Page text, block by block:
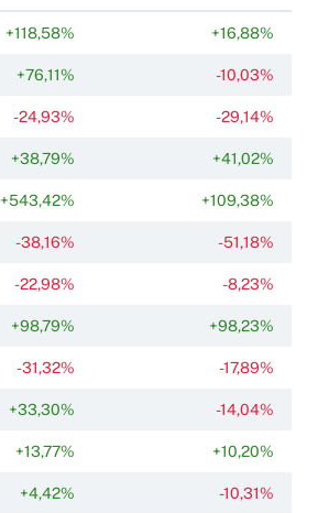
+118,58% +16,88%
+76,11% -10,03%
-24,93% -29,14%
+38,79% +41,02%
+543,42% +109,38%
-38,16% -51,18%
-22,98% -8,23%
+98,79% +98,23%
-31,32% -17,89%
+33,30% -14,04%
+13,77% +10,20%
+4,42% -10,31%